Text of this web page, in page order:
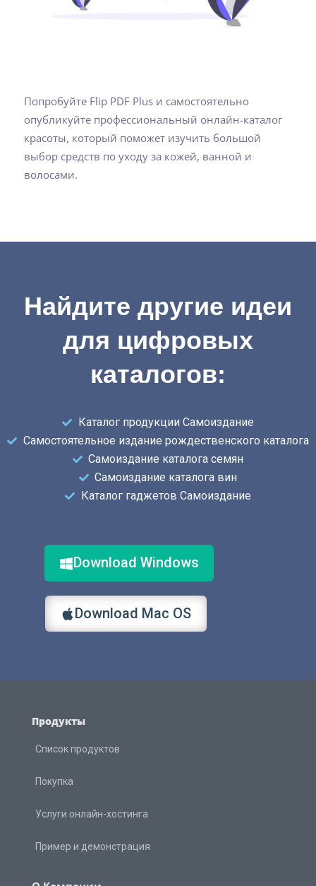
Попробуйте Flip PDF Plus и самостоятельно
опубликуйте профессиональный онлайн-каталог
красоты, который поможет изучить большой
выбор средств по уходу за кожей, ванной и
волосами.
Найдите другие идеи
для цифровых
каталогов:
Каталог продукции Самоиздание
Самостоятельное издание рождественского каталога
Самоиздание каталога семян
Самоиздание каталога вин
Каталог гаджетов Самоиздание
Download Windows
Download Mac OS
Продукты
Список продуктов
Покупка
Услуги онлайн-хостинга
Пример и демонстрация